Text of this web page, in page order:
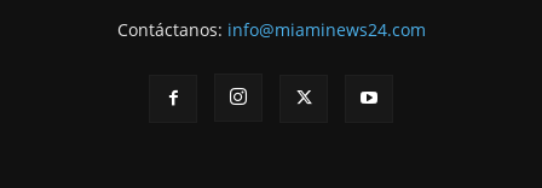
Contáctanos: info@miaminews24.com